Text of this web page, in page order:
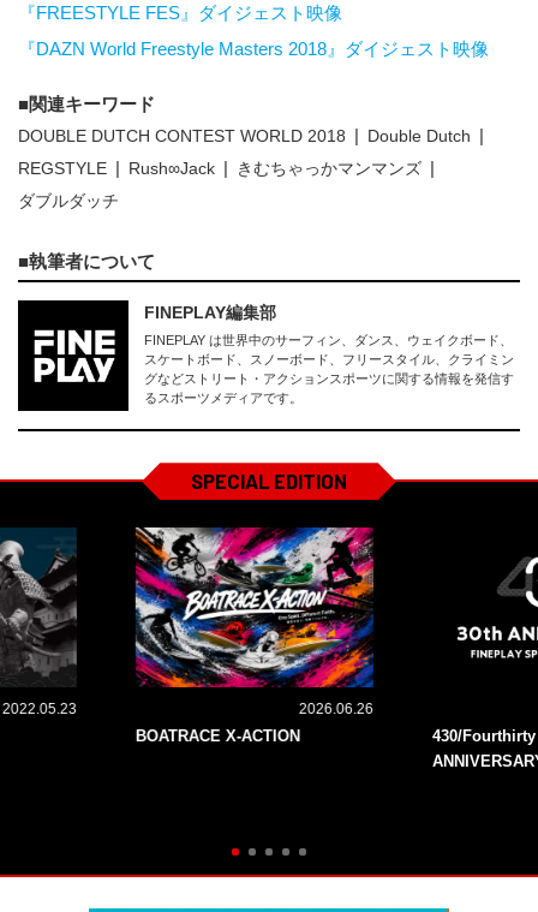
『FREESTYLE FES』ダイジェスト映像
『DAZN World Freestyle Masters 2018』ダイジェスト映像
関連キーワード
DOUBLE DUTCH CONTEST WORLD 2018
Double Dutch
REGSTYLE
Rush∞Jack
きむちゃっかマンマンズ
ダブルダッチ
執筆者について
FINEPLAY編集部
FINEPLAY は世界中のサーフィン、ダンス、ウェイクボード、
スケートボード、スノーボード、フリースタイル、クライミン
グなどストリート・アクションスポーツに関する情報を発信す
るスポーツメディアです。
SPECIAL EDITION
2022.05.23 2026.06.26
BOATRACE X-ACTION
430/